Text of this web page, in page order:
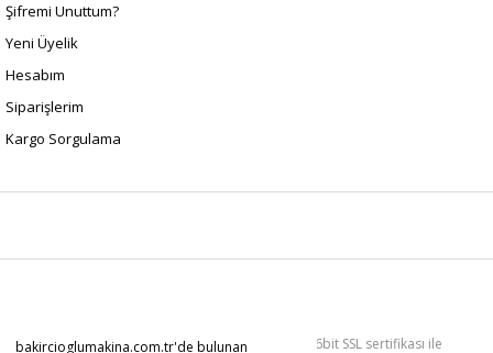
bakircioglumakina.com.tr'de bulunan
Şifremi Unuttum?
Yeni Üyelik
Hesabım
Siparişlerim
Kargo Sorgulama
Copyright 2022 © Kredi kartı bilgileriniz 256bit SSL sertifikası ile